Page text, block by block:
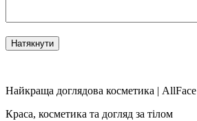
Найкраща доглядова косметика | AllFace
Краса, косметика та догляд за тілом